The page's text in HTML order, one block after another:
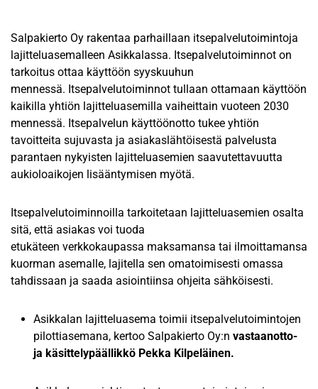
Salpakierto Oy rakentaa parhaillaan itsepalvelutoimintoja
lajitteluasemalleen Asikkalassa. Itsepalvelutoiminnot on
tarkoitus ottaa käyttöön syyskuuhun
mennessä. Itsepalvelutoiminnot tullaan ottamaan käyttöön
kaikilla yhtiön lajitteluasemilla vaiheittain vuoteen 2030
mennessä. Itsepalvelun käyttöönotto tukee yhtiön
tavoitteita sujuvasta ja asiakaslähtöisestä palvelusta
parantaen nykyisten lajitteluasemien saavutettavuutta
aukioloaikojen lisääntymisen myötä.
Itsepalvelutoiminnoilla tarkoitetaan lajitteluasemien osalta
sitä, että asiakas voi tuoda
etukäteen verkkokaupassa maksamansa tai ilmoittamansa
kuorman asemalle, lajitella sen omatoimisesti omassa
tahdissaan ja saada asiointiinsa ohjeita sähköisesti.
Asikkalan lajitteluasema toimii itsepalvelutoimintojen
pilottiasemana, kertoo Salpakierto Oy:n vastaanotto-
ja käsittelypäällikkö Pekka Kilpeläinen.